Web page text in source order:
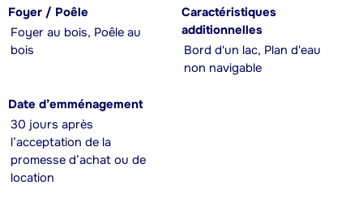
Foyer / Poêle
Foyer au bois, Poêle au
bois
Caractéristiques
additionnelles
Bord d'un lac, Plan d'eau
non navigable
Date d’emménagement
30 jours après
l’acceptation de la
promesse d’achat ou de
location